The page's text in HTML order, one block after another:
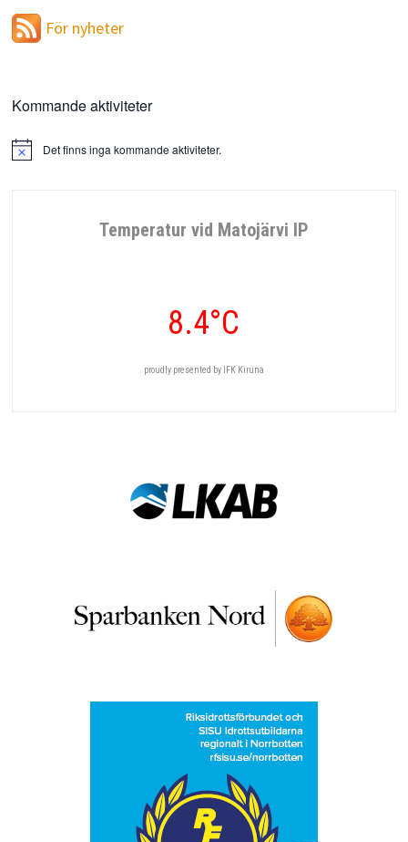
För nyheter
Kommande aktiviteter
Notis Det finns inga kommande aktiviteter.
Temperatur vid Matojärvi IP
8.4°C
proudly presented by IFK Kiruna